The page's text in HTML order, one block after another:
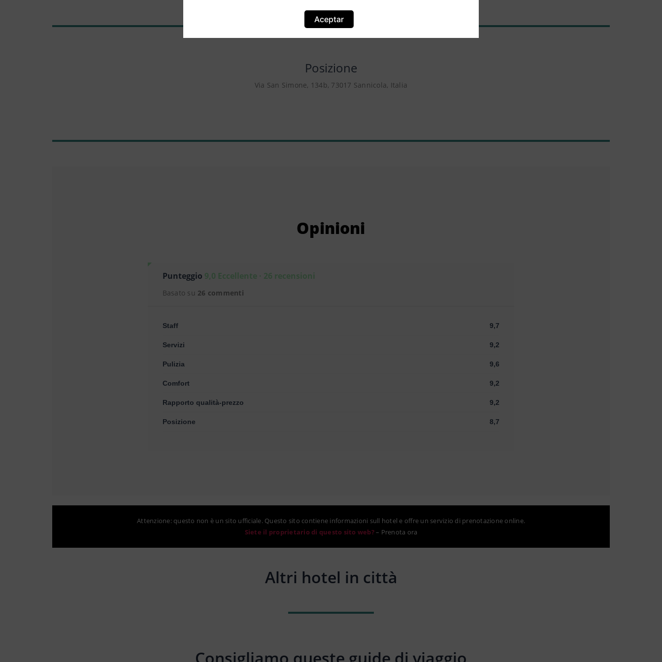
Posizione
Via San Simone, 134b, 73017 Sannicola, Italia
Opinioni
Punteggio 9,0 Eccellente · 26 recensioni
Basato su 26 commenti
Staff 9,7
Servizi 9,2
Pulizia 9,6
Comfort 9,2
Rapporto qualità-prezzo 9,2
Posizione 8,7
Attenzione: questo non è un sito ufficiale. Questo sito contiene informazioni sull hotel e offre un servizio di prenotazione online.
Siete il proprietario di questo sito web?– Prenota ora
Altri hotel in città
Consigliamo queste guide di viaggio
Aceptar